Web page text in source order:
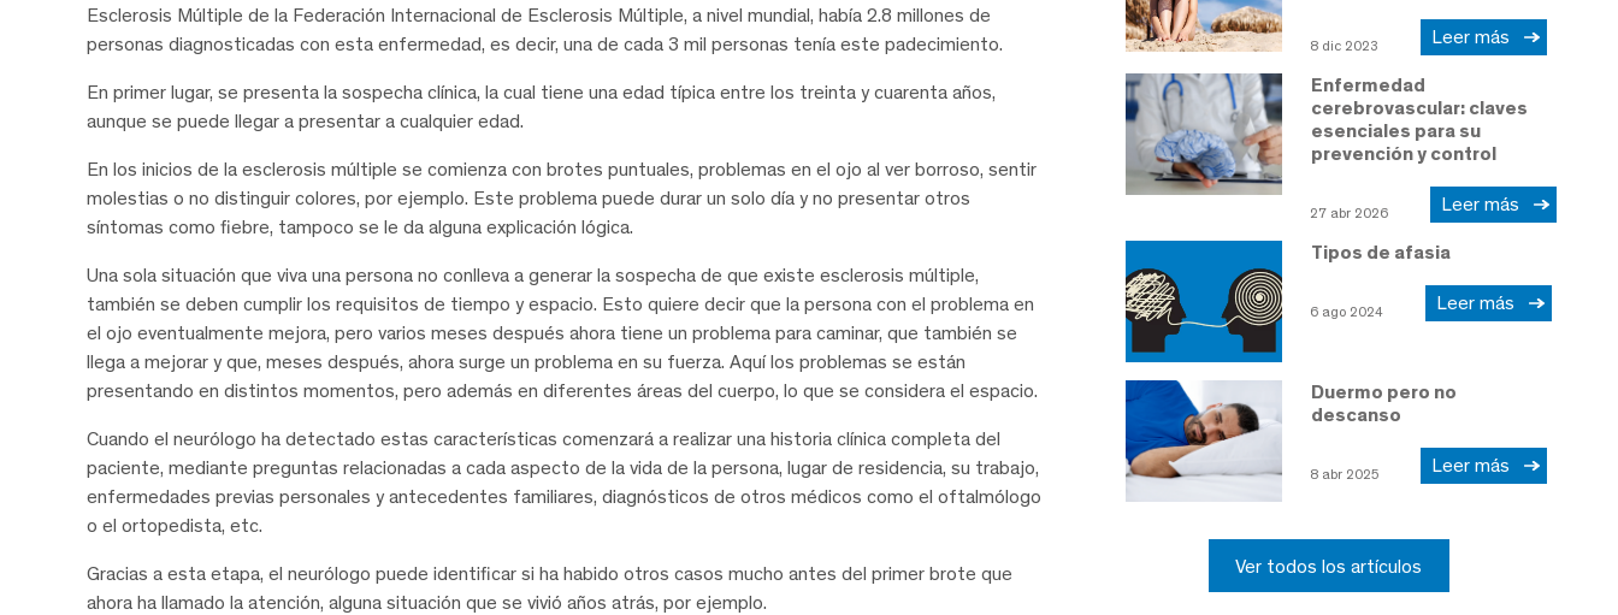
Esclerosis Múltiple de la Federación Internacional de Esclerosis Múltiple, a nivel mundial, había 2.8 millones de
personas diagnosticadas con esta enfermedad, es decir, una de cada 3 mil personas tenía este padecimiento.
En primer lugar, se presenta la sospecha clínica, la cual tiene una edad típica entre los treinta y cuarenta años,
aunque se puede llegar a presentar a cualquier edad.
En los inicios de la esclerosis múltiple se comienza con brotes puntuales, problemas en el ojo al ver borroso, sentir
molestias o no distinguir colores, por ejemplo. Este problema puede durar un solo día y no presentar otros
síntomas como fiebre, tampoco se le da alguna explicación lógica.
Una sola situación que viva una persona no conlleva a generar la sospecha de que existe esclerosis múltiple,
también se deben cumplir los requisitos de tiempo y espacio. Esto quiere decir que la persona con el problema en
el ojo eventualmente mejora, pero varios meses después ahora tiene un problema para caminar, que también se
llega a mejorar y que, meses después, ahora surge un problema en su fuerza. Aquí los problemas se están
presentando en distintos momentos, pero además en diferentes áreas del cuerpo, lo que se considera el espacio.
Cuando el neurólogo ha detectado estas características comenzará a realizar una historia clínica completa del
paciente, mediante preguntas relacionadas a cada aspecto de la vida de la persona, lugar de residencia, su trabajo,
enfermedades previas personales y antecedentes familiares, diagnósticos de otros médicos como el oftalmólogo
o el ortopedista, etc.
Gracias a esta etapa, el neurólogo puede identificar si ha habido otros casos mucho antes del primer brote que
ahora ha llamado la atención, alguna situación que se vivió años atrás, por ejemplo.
8 dic 2023 Leer más
Enfermedad
cerebrovascular: claves
esenciales para su
prevención y control
27 abr 2026 Leer más
Tipos de afasia
6 ago 2024 Leer más
Duermo pero no
descanso
8 abr 2025 Leer más
Ver todos los artículos